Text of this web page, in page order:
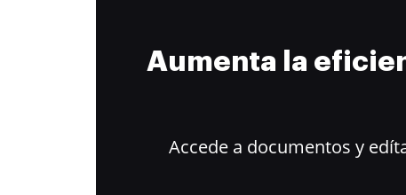
Aumenta la
Accede a documentos y